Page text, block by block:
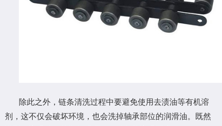
除此之外，链条清洗过程中要避免使用去渍油等有机溶
剂，这不仅会破坏环境，也会洗掉轴承部位的润滑油。既然